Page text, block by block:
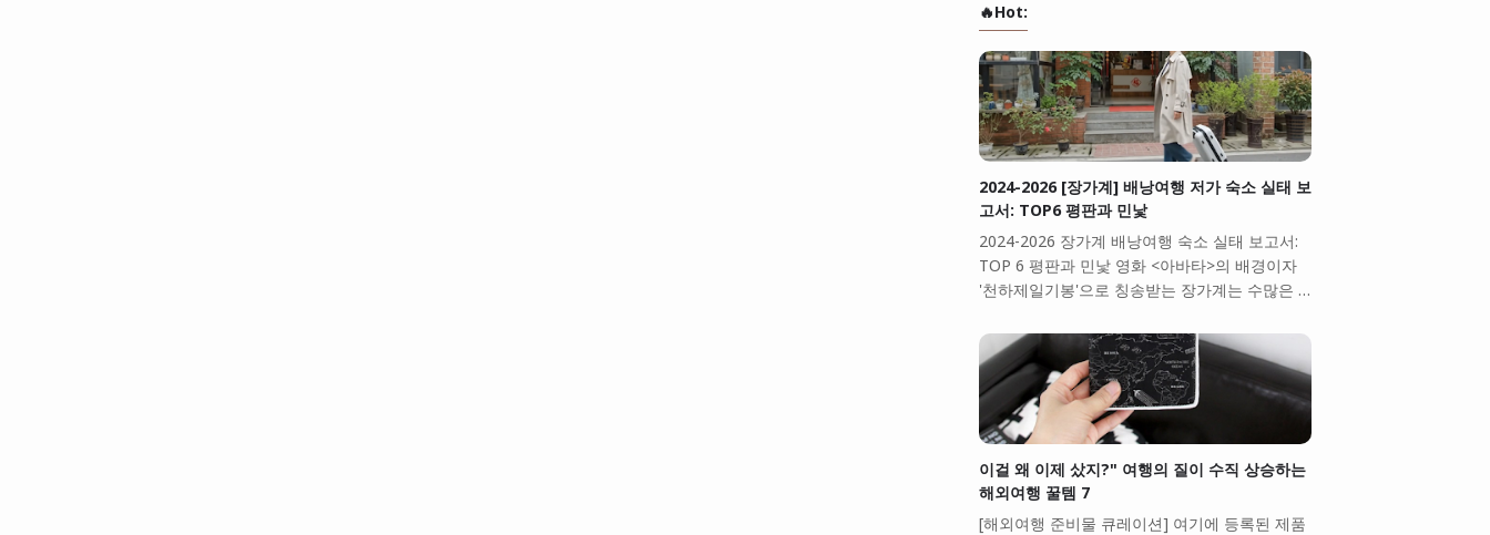
🔥Hot:
2024-2026 [장가계] 배낭여행 저가 숙소 실태 보
고서: TOP6 평판과 민낯
2024-2026 장가계 배낭여행 숙소 실태 보고서:
TOP 6 평판과 민낯 영화 <아바타>의 배경이자
'천하제일기봉'으로 칭송받는 장가계는 수많은 …
이걸 왜 이제 샀지?" 여행의 질이 수직 상승하는
해외여행 꿀템 7
[해외여행 준비물 큐레이션] 여기에 등록된 제품